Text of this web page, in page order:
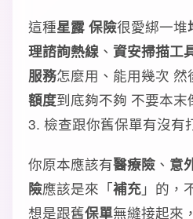
這種星露 保險很愛綁一堆
理諮詢熱線 、 資安掃描工
服務怎麼用、能用幾次 然
額度到底夠不夠 不要本末
3. 檢查跟你舊保單有沒有
你原本應該有醫療險 、 意
險應該是來「補充」的，
想是跟舊保單無縫接起來